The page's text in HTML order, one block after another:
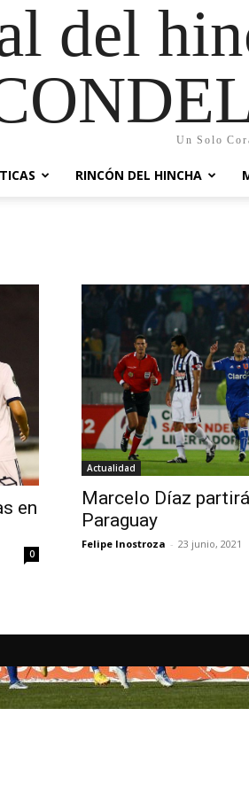
del
Un Solo
RINCÓN DEL HINCHA
en
0
Actualidad
Marcelo Díaz
Paraguay
Felipe Inostroza - 23 junio, 2021